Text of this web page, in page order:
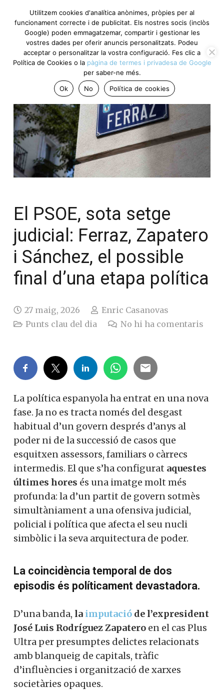
El PSOE, sota setge
judicial: Ferraz, Zapatero
i Sánchez, el possible
final d’una etapa política
27 maig, 2026
Enric Casanovas
Punts clau del dia
No hi ha comentaris
La política espanyola ha entrat en una nova
fase. Ja no es tracta només del desgast
habitual d’un govern després d’anys al
poder ni de la successió de casos que
esquitxen assessors, familiars o càrrecs
intermedis. El que s’ha configurat aquestes
últimes hores és una imatge molt més
profunda: la d’un partit de govern sotmès
simultàniament a una ofensiva judicial,
policial i política que afecta el seu nucli
simbòlic i la seva arquitectura de poder.
La coincidència temporal de dos
episodis és políticament devastadora.
D’una banda, la imputació de l’expresident
José Luis Rodríguez Zapatero en el cas Plus
Ultra per presumptes delictes relacionats
amb blanqueig de capitals, tràfic
d’influències i organització de xarxes
societàries opaques.
Utilitzem cookies d'analítica anònimes, pròpies per al
funcionament correcte i de publicitat. Els nostres socis (inclòs
Google) poden emmagatzemar, compartir i gestionar les
vostres dades per oferir anuncis personalitzats. Podeu
acceptar o personalitzar la vostra configuració. Fes clic a
Política de Cookies o la pàgina de termes i privadesa de Google
per saber-ne més.
Ok
No Política de cookies